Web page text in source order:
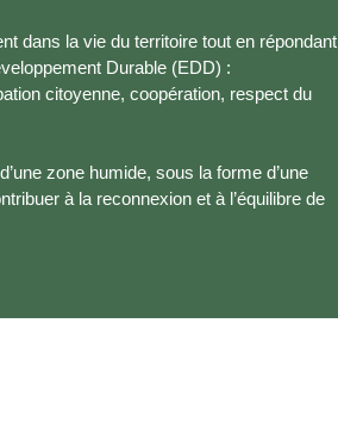
dans la vie du territoire tout en répondant
Durable (EDD) :
citoyenne, coopération, respect du
zone humide, sous la forme d’une
à la reconnexion et à l’équilibre de